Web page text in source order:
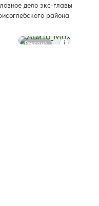
дело экс-главы
района
Реклама